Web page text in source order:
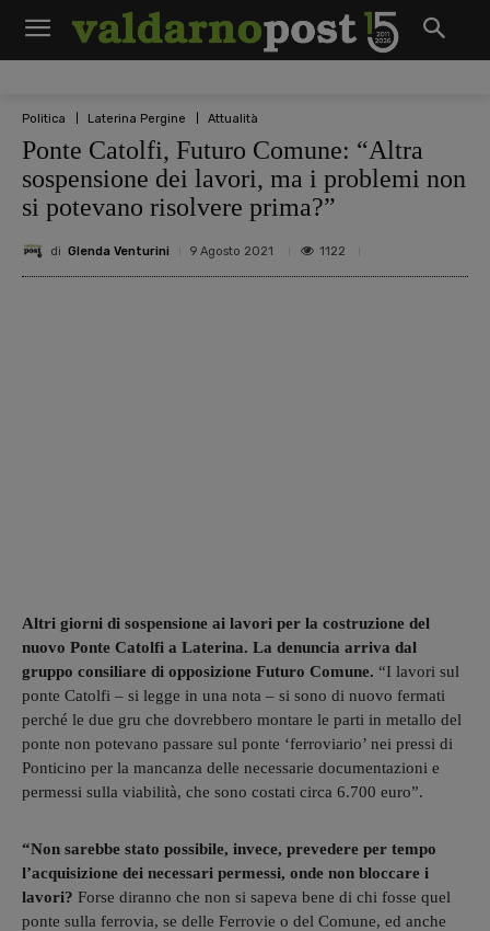
Politica Laterina Pergine Attualità
Ponte Catolfi, Futuro Comune: “Altra
sospensione dei lavori, ma i problemi non
si potevano risolvere prima?”
di Glenda Venturini 9 Agosto 2021 1122
Altri giorni di sospensione ai lavori per la costruzione del
nuovo Ponte Catolfi a Laterina. La denuncia arriva dal
gruppo consiliare di opposizione Futuro Comune. “I lavori sul
ponte Catolfi – si legge in una nota – si sono di nuovo fermati
perché le due gru che dovrebbero montare le parti in metallo del
ponte non potevano passare sul ponte ‘ferroviario’ nei pressi di
Ponticino per la mancanza delle necessarie documentazioni e
permessi sulla viabilità, che sono costati circa 6.700 euro”.
“Non sarebbe stato possibile, invece, prevedere per tempo
l’acquisizione dei necessari permessi, onde non bloccare i
lavori? Forse diranno che non si sapeva bene di chi fosse quel
ponte sulla ferrovia, se delle Ferrovie o del Comune, ed anche